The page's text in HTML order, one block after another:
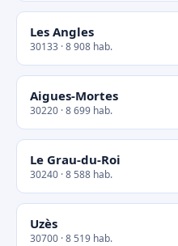
Les Angles
30133 · 8 908 hab.
Aigues-Mortes
30220 · 8 699 hab.
Le Grau-du-Roi
30240 · 8 588 hab.
Uzès
30700 · 8 519 hab.